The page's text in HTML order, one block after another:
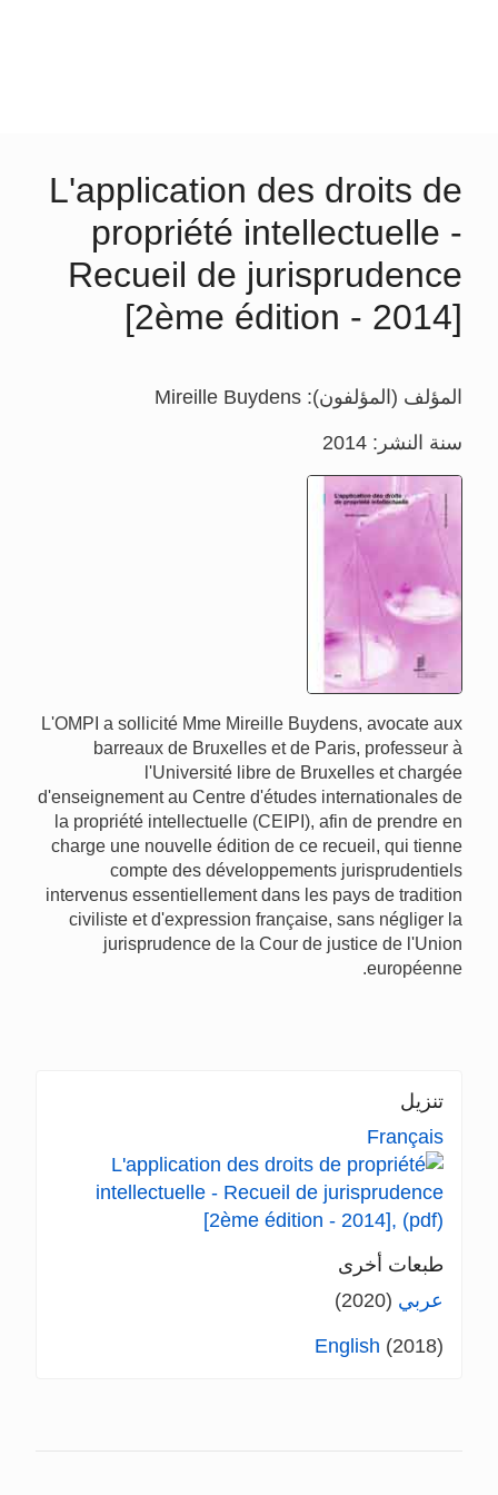
L'application des droits de
propriété intellectuelle -
Recueil de jurisprudence
[2ème édition - 2014]
المؤلف (المؤلفون): Mireille Buydens
سنة النشر: 2014
L'OMPI a sollicité Mme Mireille Buydens, avocate aux
barreaux de Bruxelles et de Paris, professeur à
l'Université libre de Bruxelles et chargée
d'enseignement au Centre d'études internationales de
la propriété intellectuelle (CEIPI), afin de prendre en
charge une nouvelle édition de ce recueil, qui tienne
compte des développements jurisprudentiels
intervenus essentiellement dans les pays de tradition
civiliste et d'expression française, sans négliger la
jurisprudence de la Cour de justice de l'Union
européenne.
تنزيل
Français
طبعات أخرى
عربي (2020)
English (2018)